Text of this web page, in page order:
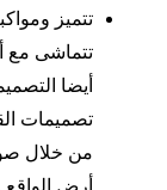
تتميز
تتماشى مع
أيضا
تصميمات
من خلال
أرض